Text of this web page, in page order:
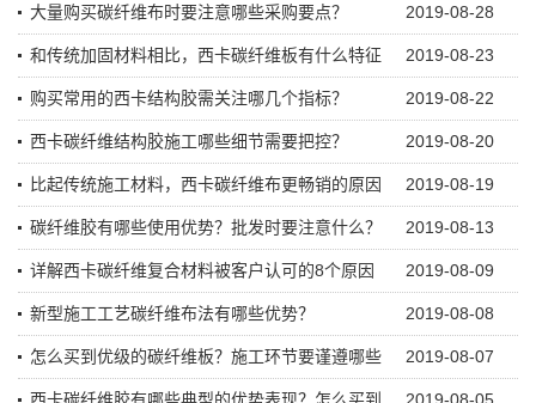
2019-08-28
大量购买碳纤维布时要注意哪些采购要点？
2019-08-23
和传统加固材料相比，西卡碳纤维板有什么特征
2019-08-22
购买常用的西卡结构胶需关注哪几个指标？
2019-08-20
西卡碳纤维结构胶施工哪些细节需要把控？
2019-08-19
比起传统施工材料，西卡碳纤维布更畅销的原因
2019-08-13
碳纤维胶有哪些使用优势？批发时要注意什么？
2019-08-09
详解西卡碳纤维复合材料被客户认可的8个原因
2019-08-08
新型施工工艺碳纤维布法有哪些优势？
2019-08-07
怎么买到优级的碳纤维板？施工环节要谨遵哪些
2019-08-05
西卡碳纤维胶有哪些典型的优势表现？怎么买到